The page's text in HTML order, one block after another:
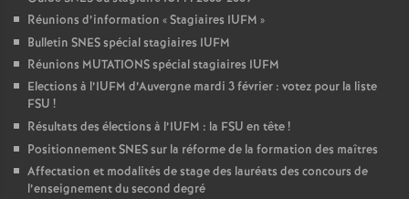
Réunions d’information «Stagiaires IUFM »
Bulletin SNES spécial stagiaires IUFM
Réunions MUTATIONS spécial stagiaires IUFM
Elections à l’IUFM d’Auvergne mardi 3 février : votez pour la liste
FSU !
Résultats des élections à l’IUFM : la FSU en tête!
Positionnement SNES sur la réforme de la formation des maîtres
Affectation et modalités de stage des lauréats des concours de
l’enseignement du second degré